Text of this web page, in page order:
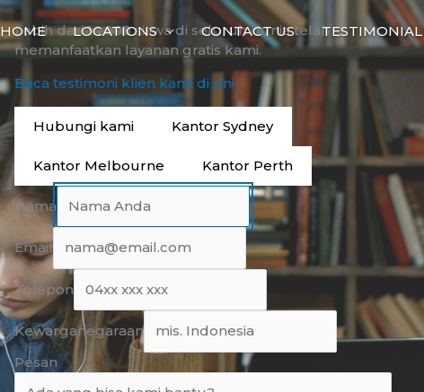
HOME LOCATIONS CONTACT US TESTIMONIAL
Lebih dari 14.000 siswa di seluruh dunia telah
memanfaatkan layanan gratis kami.
Baca testimoni klien kami di sini
Hubungi kami Kantor Sydney
Kantor Melbourne Kantor Perth
Nama
Email
Telepon
Kewarganegaraan
Pesan